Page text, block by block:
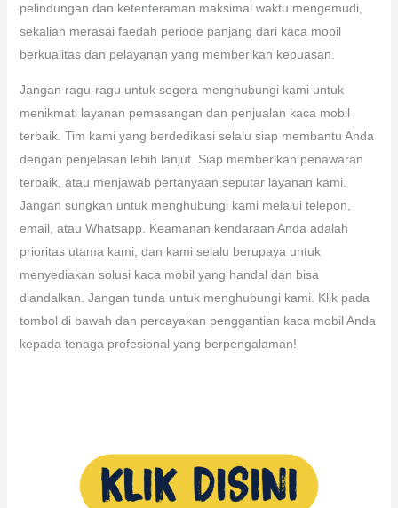
pelindungan dan ketenteraman maksimal waktu mengemudi,
sekalian merasai faedah periode panjang dari kaca mobil
berkualitas dan pelayanan yang memberikan kepuasan.
Jangan ragu-ragu untuk segera menghubungi kami untuk
menikmati layanan pemasangan dan penjualan kaca mobil
terbaik. Tim kami yang berdedikasi selalu siap membantu Anda
dengan penjelasan lebih lanjut. Siap memberikan penawaran
terbaik, atau menjawab pertanyaan seputar layanan kami.
Jangan sungkan untuk menghubungi kami melalui telepon,
email, atau Whatsapp. Keamanan kendaraan Anda adalah
prioritas utama kami, dan kami selalu berupaya untuk
menyediakan solusi kaca mobil yang handal dan bisa
diandalkan. Jangan tunda untuk menghubungi kami. Klik pada
tombol di bawah dan percayakan penggantian kaca mobil Anda
kepada tenaga profesional yang berpengalaman!